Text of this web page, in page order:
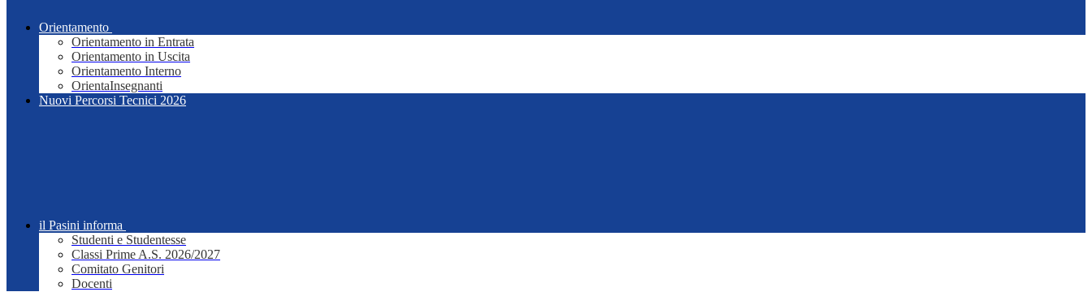
Orientamento
Orientamento in Entrata
Orientamento in Uscita
Orientamento Interno
OrientaInsegnanti
Nuovi Percorsi Tecnici 2026
il Pasini informa
Studenti e Studentesse
Classi Prime A.S. 2026/2027
Comitato Genitori
Docenti